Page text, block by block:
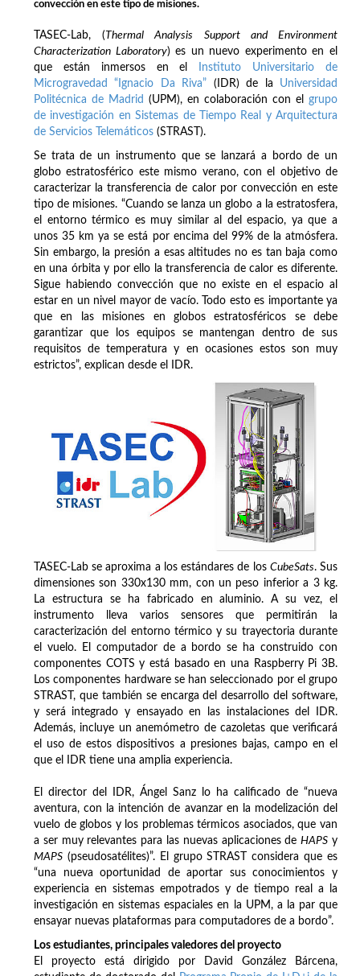
convección en este tipo de misiones.
TASEC-Lab, (Thermal Analysis Support and Environment
Characterization Laboratory) es un nuevo experimento en el
que están inmersos en el
Instituto Universitario de
Microgravedad “Ignacio Da Riva” (IDR) de la Universidad
Politécnica de Madrid (UPM), en colaboración con el grupo
de investigación en Sistemas de Tiempo Real y Arquitectura
de Servicios Telemáticos (STRAST).
Se trata de un instrumento que se lanzará a bordo de un
globo estratosférico este mismo verano, con el objetivo de
caracterizar la transferencia de calor por convección en este
tipo de misiones. “Cuando se lanza un globo a la estratosfera,
el entorno térmico es muy similar al del espacio, ya que a
unos 35 km ya se está por encima del 99% de la atmósfera.
Sin embargo, la presión a esas altitudes no es tan baja como
en una órbita y por ello la transferencia de calor es diferente.
Sigue habiendo convección que no existe en el espacio al
estar en un nivel mayor de vacío. Todo esto es importante ya
que en las misiones en globos estratosféricos se debe
garantizar que los equipos se mantengan dentro de sus
requisitos de temperatura y en ocasiones estos son muy
estrictos”, explican desde el IDR.
TASEC-Lab se aproxima a los estándares de los CubeSats. Sus
dimensiones son 330x130 mm, con un peso inferior a 3 kg.
La estructura se ha fabricado en aluminio. A su vez, el
instrumento lleva varios sensores que permitirán la
caracterización del entorno térmico y su trayectoria durante
el vuelo. El computador de a bordo se ha construido con
componentes COTS y está basado en una Raspberry Pi 3B.
Los componentes hardware se han seleccionado por el grupo
STRAST, que también se encarga del desarrollo del software,
y será integrado y ensayado en las instalaciones del IDR.
Además, incluye un anemómetro de cazoletas que verificará
el uso de estos dispositivos a presiones bajas, campo en el
que el IDR tiene una amplia experiencia.
El director del IDR, Ángel Sanz lo ha calificado de “nueva
aventura, con la intención de avanzar en la modelización del
vuelo de globos y los problemas térmicos asociados, que van
a ser muy relevantes para las nuevas aplicaciones deHAPS y
MAPS (pseudosatélites)”. El grupo STRAST considera que es
“una nueva oportunidad de aportar sus conocimientos y
experiencia en sistemas empotrados y de tiempo real a la
investigación en sistemas espaciales en la UPM, a la par que
ensayar nuevas plataformas para computadores de a bordo”.
Los estudiantes, principales valedores del proyecto
El proyecto está dirigido por David González Bárcena,